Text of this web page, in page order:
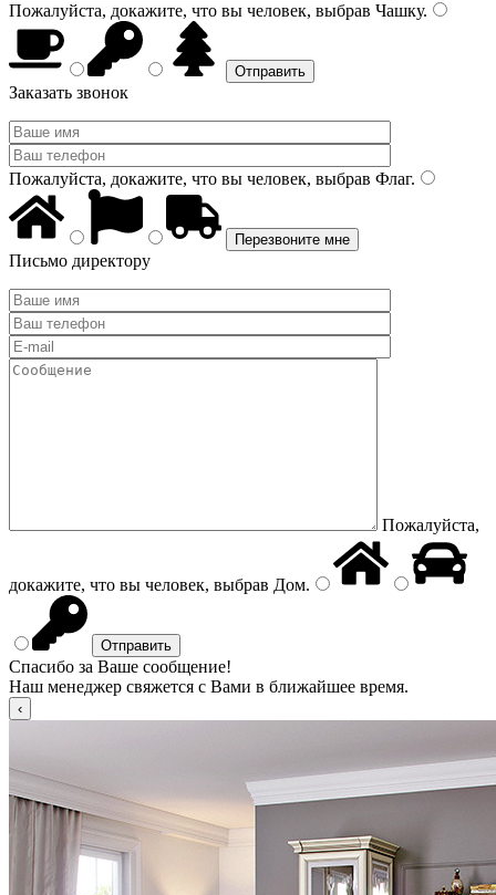
Пожалуйста, докажите, что вы человек, выбрав Чашку.
Заказать звонок
Пожалуйста, докажите, что вы человек, выбрав Флаг.
Письмо директору
Пожалуйста,
докажите, что вы человек, выбрав Дом.
Спасибо за Ваше сообщение!
Наш менеджер свяжется с Вами в ближайшее время.